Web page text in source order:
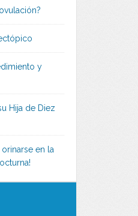
y
Hija de Diez
en la